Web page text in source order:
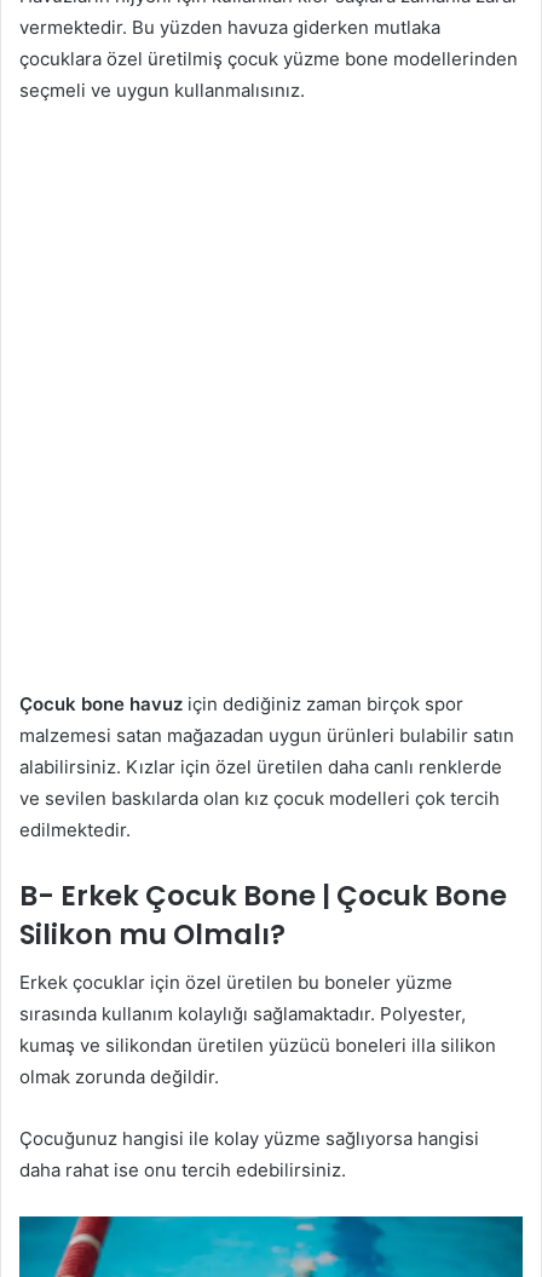
vermektedir. Bu yüzden havuza giderken mutlaka
çocuklara özel üretilmiş çocuk yüzme bone modellerinden
seçmeli ve uygun kullanmalısınız.
Çocuk bone havuz için dediğiniz zaman birçok spor
malzemesi satan mağazadan uygun ürünleri bulabilir satın
alabilirsiniz. Kızlar için özel üretilen daha canlı renklerde
ve sevilen baskılarda olan kız çocuk modelleri çok tercih
edilmektedir.
B- Erkek Çocuk Bone | Çocuk Bone
Silikon mu Olmalı?
Erkek çocuklar için özel üretilen bu boneler yüzme
sırasında kullanım kolaylığı sağlamaktadır. Polyester,
kumaş ve silikondan üretilen yüzücü boneleri illa silikon
olmak zorunda değildir.
Çocuğunuz hangisi ile kolay yüzme sağlıyorsa hangisi
daha rahat ise onu tercih edebilirsiniz.